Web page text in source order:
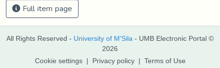
Full item page
All Rights Reserved - University of M'Sila - UMB Electronic Portal ©
2026
Cookie settings | Privacy policy | Terms of Use